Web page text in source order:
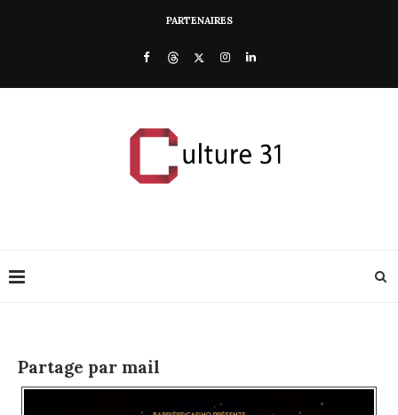
PARTENAIRES
Partage par mail